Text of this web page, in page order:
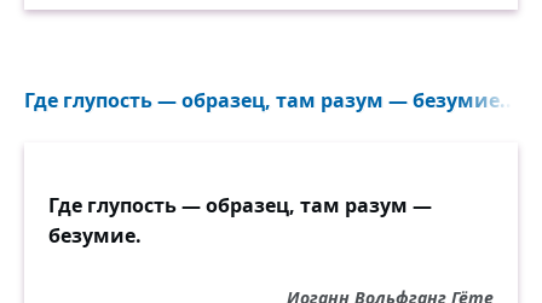
Где глупость — образец, там разум — безумие...
Где глупость — образец, там разум —
безумие.
Иоганн Вольфганг Гёте